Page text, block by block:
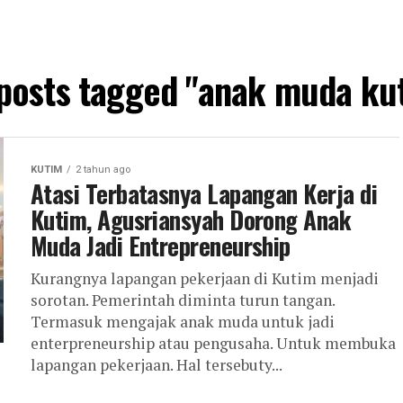
tagged "anak muda
KUTIM 2 tahun ago
Atasi Terbatasnya Lapangan Kerja di
Kutim, Agusriansyah Dorong Anak
Muda Jadi Entrepreneurship
Kurangnya lapangan pekerjaan di Kutim menjadi
sorotan. Pemerintah diminta turun tangan.
Termasuk mengajak anak muda untuk jadi
enterpreneurship atau pengusaha. Untuk membuka
lapangan pekerjaan. Hal tersebuty...